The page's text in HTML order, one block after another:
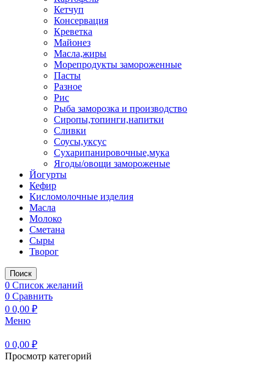
Кетчуп
Консервация
Креветка
Майонез
Масла,жиры
Морепродукты замороженные
Пасты
Разное
Рис
Рыба заморозка и производство
Сиропы,топинги,напитки
Сливки
Соусы,уксус
Сухарипанировочные,мука
Ягоды/овощи замороженые
Йогурты
Кефир
Кисломолочные изделия
Масла
Молоко
Сметана
Сыры
Творог
Поиск
0 Список желаний
0 Сравнить
0 0,00 ₽
Меню
0 0,00 ₽
Просмотр категорий